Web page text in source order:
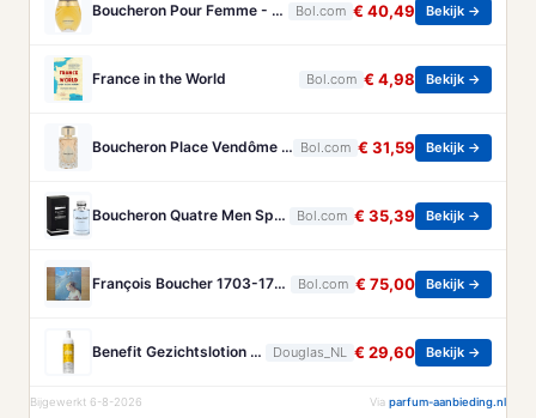
Boucheron Pour Femme - 100ml - Eau de toilette Bol.com € 40,49 Bekijk →
France in the World Bol.com € 4,98 Bekijk →
Boucheron Place Vendôme eau de parfum voor dames - Oriëntaals-houtachtig - 100 ml Bol.com € 31,59 Bekijk →
Boucheron Quatre Men Spray - 100 ml - Eau De Toilette Bol.com € 35,39 Bekijk →
François Boucher 1703-1770 - Brandt, Christa Bol.com € 75,00 Bekijk →
Benefit Gezichtslotion The POREfessional Gezichtstoner Unisex 133ml Douglas_NL € 29,60 Bekijk →
Bijgewerkt 6-8-2026 Via parfum-aanbieding.nl